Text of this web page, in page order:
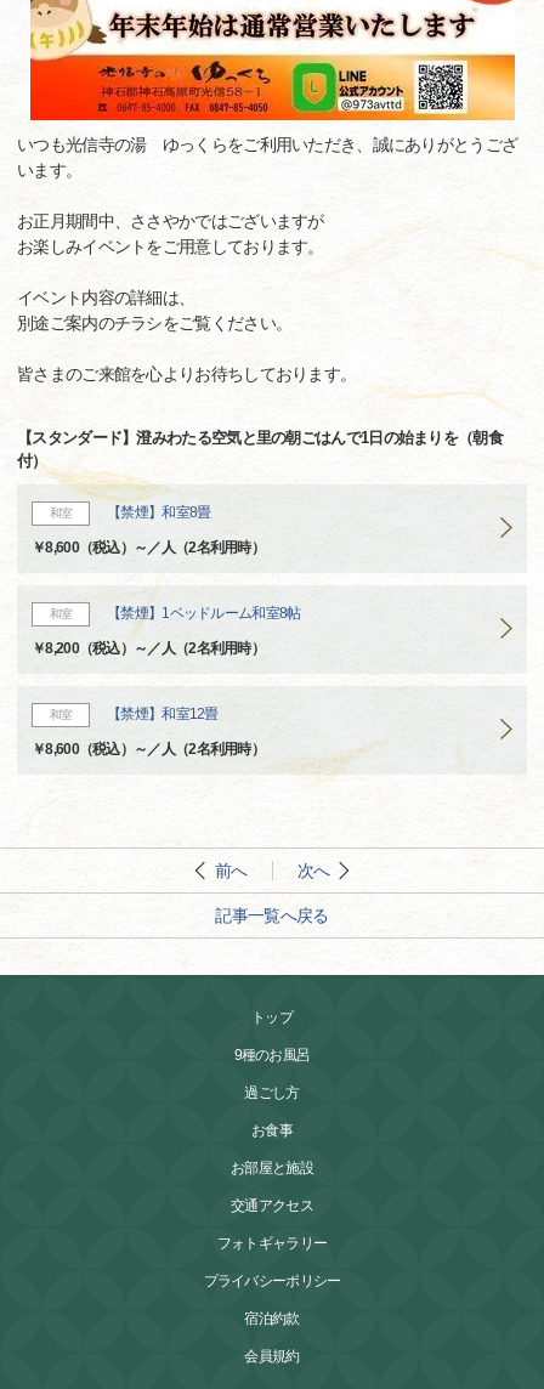
いつも光信寺の湯 ゆっくらをご利用いただき、誠にありがとうござ
います。
お正月期間中、ささやかではございますが
お楽しみイベントをご用意しております。
イベント内容の詳細は、
別途ご案内のチラシをご覧ください。
皆さまのご来館を心よりお待ちしております。
【スタンダード】澄みわたる空気と里の朝ごはんで1日の始まりを（朝食
付）
和室 【禁煙】和室8畳
￥8,600（税込）～／人（2名利用時）
和室 【禁煙】1ベッドルーム和室8帖
￥8,200（税込）～／人（2名利用時）
和室 【禁煙】和室12畳
￥8,600（税込）～／人（2名利用時）
前へ 次へ
記事一覧へ戻る
トップ
9種のお風呂
過ごし方
お食事
お部屋と施設
交通アクセス
フォトギャラリー
プライバシーポリシー
宿泊約款
会員規約